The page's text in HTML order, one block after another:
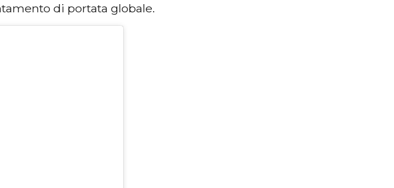
di portata globale.